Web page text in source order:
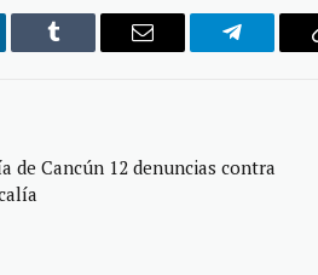
Tumblr Email Telegram
de Cancún 12 denuncias contra